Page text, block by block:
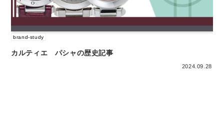
brand-study
カルティエ パシャの歴史記事
2024.09.28